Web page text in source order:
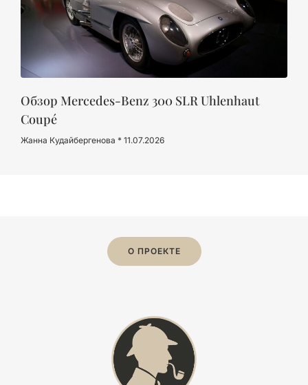
Обзор Mercedes-Benz 300 SLR Uhlenhaut
Coupé
Жанна Кудайбергенова 11.07.2026
О ПРОЕКТЕ